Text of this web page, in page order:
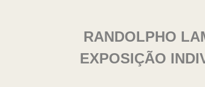
RANDOLPHO
EXPOSIÇÃO